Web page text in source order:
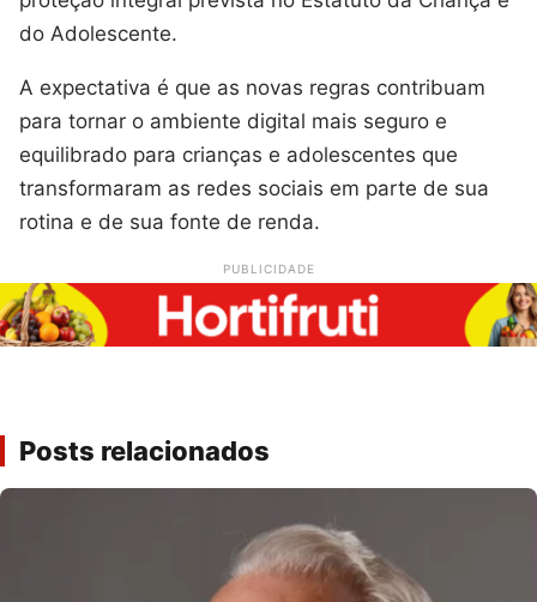
do Adolescente.
A expectativa é que as novas regras contribuam
para tornar o ambiente digital mais seguro e
equilibrado para crianças e adolescentes que
transformaram as redes sociais em parte de sua
rotina e de sua fonte de renda.
PUBLICIDADE
Posts relacionados